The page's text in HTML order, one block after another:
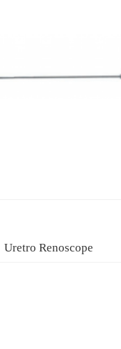
Uretro Renoscope